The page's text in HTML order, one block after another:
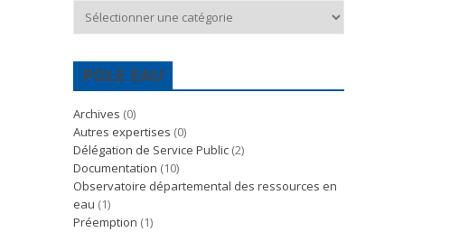
POLE EAU
Archives (0)
Autres expertises (0)
Délégation de Service Public (2)
Documentation (10)
Observatoire départemental des ressources en
eau (1)
Préemption (1)